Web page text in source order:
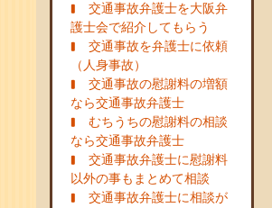
交通事故弁護士を大阪弁
護士会で紹介してもらう
交通事故を弁護士に依頼
（人身事故）
交通事故の慰謝料の増額
なら交通事故弁護士
むちうちの慰謝料の相談
なら交通事故弁護士
交通事故弁護士に慰謝料
以外の事もまとめて相談
交通事故弁護士に相談が